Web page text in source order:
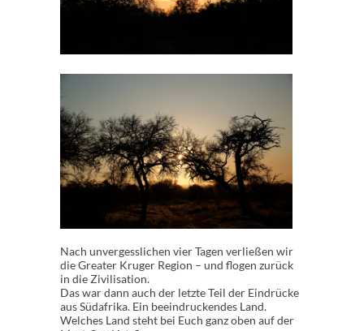
Nach unvergesslichen vier Tagen verließen wir
die Greater Kruger Region – und flogen zurück
in die Zivilisation.
Das war dann auch der letzte Teil der Eindrücke
aus Südafrika. Ein beeindruckendes Land.
Welches Land steht bei Euch ganz oben auf der